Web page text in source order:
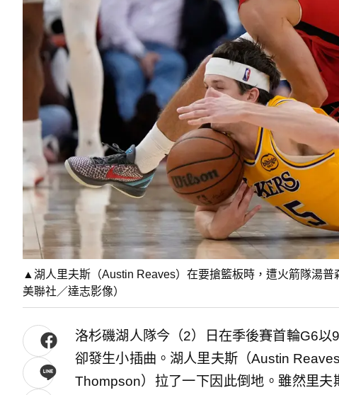
▲湖人里夫斯（Austin Reaves）在要搶籃板時，遭火箭隊湯
美聯社／達志影像）
洛杉磯湖人隊今（2）日在季後賽首輪G6
卻發生小插曲。湖人里夫斯（Austin
Thompson）拉了一下因此倒地。雖然里